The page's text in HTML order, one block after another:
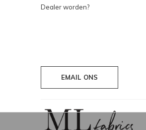
Dealer worden?
EMAIL ONS